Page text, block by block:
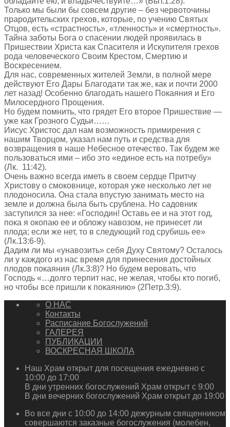
Только мы были бы совсем другие – без червоточины
прародительских грехов, которые, по учению Святых
Отцов, есть «страстность», «тленность» и «смертность».
Тайна заботы Бога о спасении людей проявилась в
Пришествии Христа как Спасителя и Искупителя грехов
рода человеческого Своим Крестом, Смертию и
Воскресением.
Для нас, современных жителей Земли, в полной мере
действуют Его Дары Благодати так же, как и почти 2000
лет назад! Особенно благодать нашего Покаяния и Его
Милосердного Прощения.
Но будем помнить, что грядет Его второе Пришествие —
уже как Грозного Судьи……
Иисус Христос дал нам возможность примирения с
нашим Творцом, указал нам путь и средства для
возвращения в наше Небесное отечество. Так будем же
пользоваться ими – ибо это «единое есть на потребу»
(Лк. 11:42).
Очень важно всегда иметь в своем сердце Притчу
Христову о смоковнице, которая уже несколько лет не
плодоносила. Она стала впустую занимать место на
земле и должна была быть срублена. Но садовник
заступился за нее: «Господин! Оставь ее и на этот год,
пока я окопаю ее и обложу навозом, не принесет ли
плода; если же нет, то в следующий год срубишь ее»
(Лк.13:6-9).
Дадим ли мы «унавозить» себя Духу Святому? Осталось
ли у каждого из нас время для принесения достойных
плодов покаяния (Лк.3:8)? Но будем веровать, что
Господь «…долго терпит нас, не желая, чтобы кто погиб,
но чтобы все пришли к покаянию» (2Петр.3:9).
О НАС
Контакты
Расписание Богослужений
ГАЛЕРЕЯ
ПУБЛИКАЦИИ
ВОСКРЕСНАЯ ШКОЛА
Наш Храм открыт для посещения ежедневно с
10:00 до 17:00
В дни утренних богослужений Храм открыт с 9:00
В дни вечерних богослужений Храм открыт до 19:00
Во все дни с 10:00 до 14:00 дежурным священником
совершаются заказные богослужения (молебен,